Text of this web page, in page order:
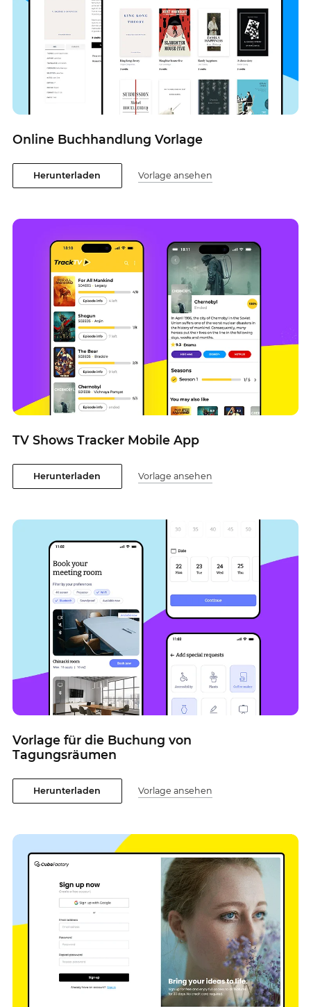
Online Buchhandlung Vorlage
Herunterladen Vorlage ansehen
TV Shows Tracker Mobile App
Herunterladen Vorlage ansehen
Vorlage für die Buchung von
Tagungsräumen
Herunterladen Vorlage ansehen